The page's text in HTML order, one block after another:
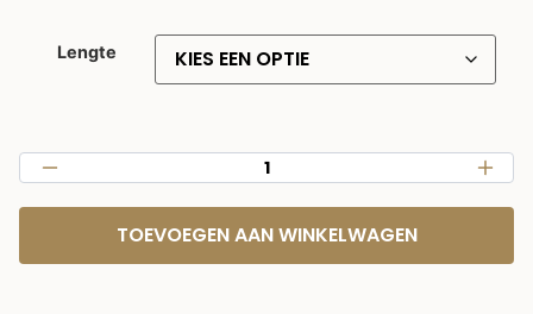
Lengte
TOEVOEGEN AAN WINKELWAGEN